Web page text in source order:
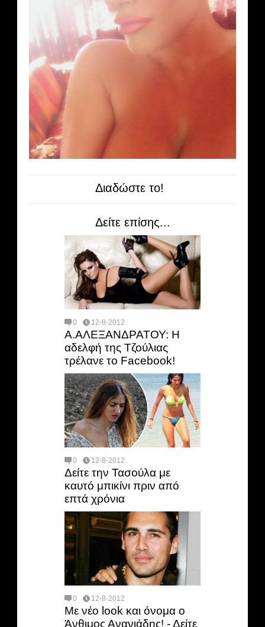
Διαδώστε το!
Δείτε επίσης...
0 12-8-2012
A.ΑΛΕΞΑΝΔΡΑΤΟΥ: Η
αδελφή της Τζούλιας
τρέλανε το Facebook!
0 12-8-2012
Δείτε την Τασούλα με
καυτό μπικίνι πριν από
επτά χρόνια
0 12-8-2012
Με νέο look και όνομα ο
Άνθιμος Ανανιάδης! - Δείτε